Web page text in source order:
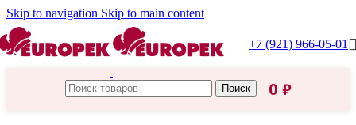
Skip to navigation Skip to main content
+7 (921) 966-05-01
Поиск 0 ₽